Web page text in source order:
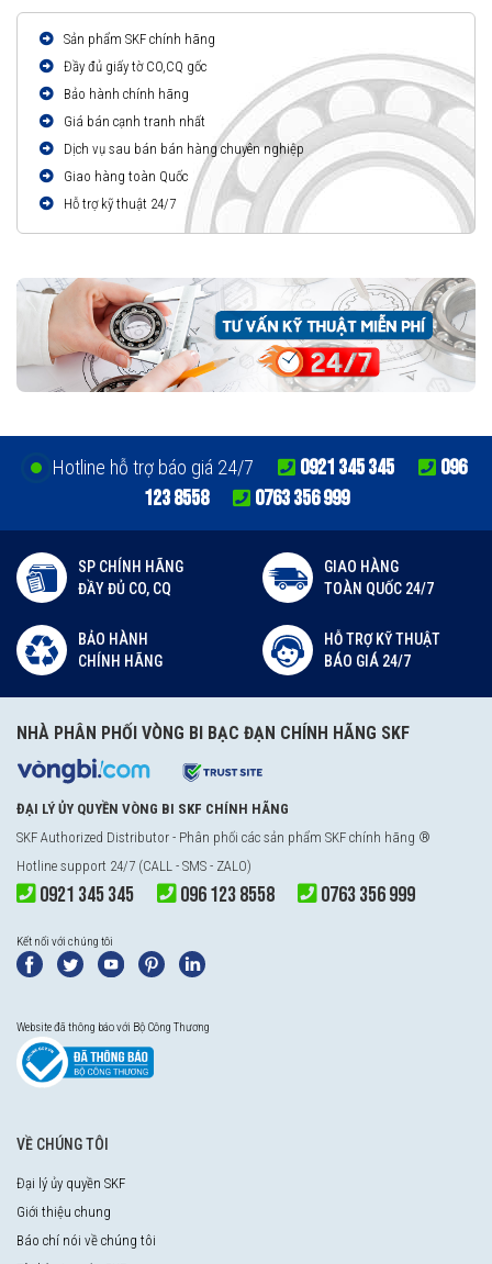
Sản phẩm SKF chính hãng
Đầy đủ giấy tờ CO,CQ gốc
Bảo hành chính hãng
Giá bán cạnh tranh nhất
Dịch vụ sau bán bán hàng chuyên nghiệp
Giao hàng toàn Quốc
Hỗ trợ kỹ thuật 24/7
Hotline hỗ trợ báo giá 24/7 0921 345 345
096
123 8558
0763 356 999
SP CHÍNH HÃNG
ĐẦY ĐỦ CO, CQ
GIAO HÀNG
TOÀN QUỐC 24/7
BẢO HÀNH
CHÍNH HÃNG
HỖ TRỢ KỸ THUẬT
BÁO GIÁ 24/7
NHÀ PHÂN PHỐI VÒNG BI BẠC ĐẠN CHÍNH HÃNG SKF
ĐẠI LÝ ỦY QUYỀN VÒNG BI SKF CHÍNH HÃNG
SKF Authorized Distributor - Phân phối các sản phẩm SKF chính hãng ®
Hotline support 24/7 (CALL - SMS - ZALO)
0921 345 345 096 123 8558 0763 356 999
Kết nối với chúng tôi
Website đã thông báo với Bộ Công Thương
VỀ CHÚNG TÔI
Đại lý ủy quyền SKF
Giới thiệu chung
Báo chí nói về chúng tôi